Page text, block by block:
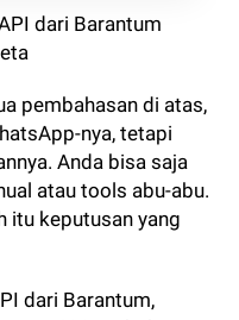
dari Barantum
pembahasan di atas,
nya, tetapi
Anda bisa saja
atau tools abu-abu.
itu keputusan yang
dari Barantum,